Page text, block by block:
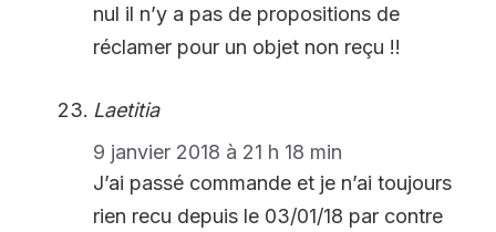
nul il n’y a pas de propositions de
réclamer pour un objet non reçu !!
Laetitia
9 janvier 2018 à 21 h 18 min
J’ai passé commande et je n’ai toujours
rien recu depuis le 03/01/18 par contre